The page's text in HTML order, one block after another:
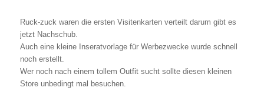
Ruck-zuck waren die ersten Visitenkarten verteilt darum gibt es
jetzt Nachschub.
Auch eine kleine Inseratvorlage für Werbezwecke wurde schnell
noch erstellt.
Wer noch nach einem tollem Outfit sucht sollte diesen kleinen
Store unbedingt mal besuchen.